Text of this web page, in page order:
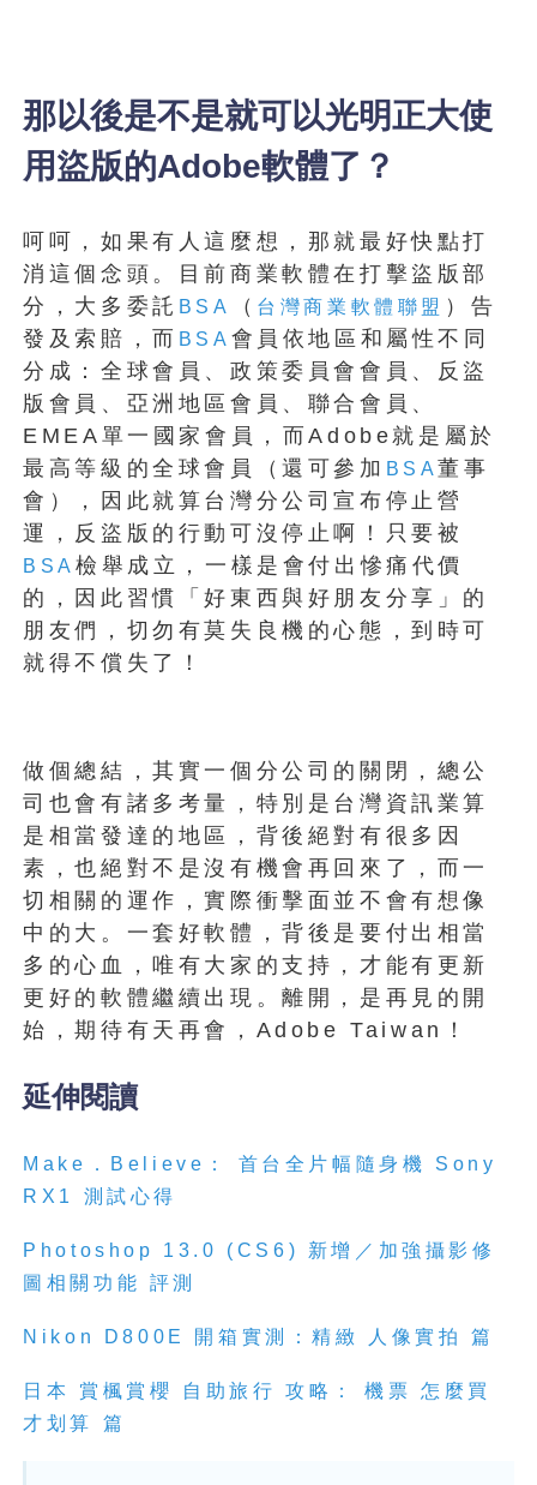
那以後是不是就可以光明正大使
用盜版的Adobe軟體了？
呵呵，如果有人這麼想，那就最好快點打
消這個念頭。目前商業軟體在打擊盜版部
分，大多委託 BSA （ 台灣商業軟體聯盟 ）告
發及索賠，而 BSA 會員依地區和屬性不同
分成：全球會員、政策委員會會員、反盜
版會員、亞洲地區會員、聯合會員、
EMEA單一國家會員，而Adobe就是屬於
最高等級的全球會員（還可參加 BSA董事
會），因此就算台灣分公司宣布停止營
運，反盜版的行動可沒停止啊！只要被
BSA 檢舉成立，一樣是會付出慘痛代價
的，因此習慣「好東西與好朋友分享」的
朋友們，切勿有莫失良機的心態，到時可
就得不償失了！
做個總結，其實一個分公司的關閉，總公
司也會有諸多考量，特別是台灣資訊業算
是相當發達的地區，背後絕對有很多因
素，也絕對不是沒有機會再回來了，而一
切相關的運作，實際衝擊面並不會有想像
中的大。一套好軟體，背後是要付出相當
多的心血，唯有大家的支持，才能有更新
更好的軟體繼續出現。離開，是再見的開
始，期待有天再會，Adobe Taiwan！
延伸閱讀
Make．Believe： 首台全片幅隨身機 Sony
RX1 測試心得
Photoshop 13.0 (CS6) 新增／加強攝影修
圖相關功能 評測
Nikon D800E 開箱實測：精緻 人像實拍 篇
日本 賞楓賞櫻 自助旅行 攻略： 機票 怎麼買
才划算 篇